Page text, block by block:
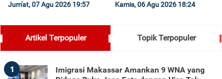
Jum'at, 07 Agu 2026 19:57 Kamis, 06 Agu 2026 18:24
Artikel Terpopuler Topik Terpopuler
1
Imigrasi Makassar Amankan 9 WNA yang